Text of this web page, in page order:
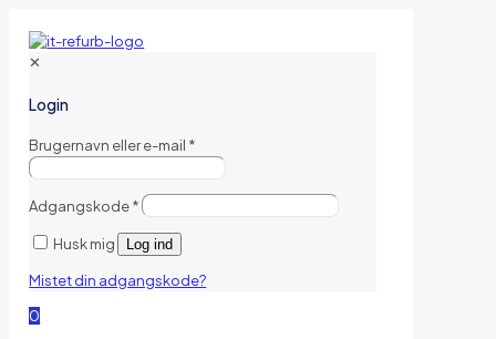
✕
Login
Brugernavn eller e-mail *
Adgangskode*
Husk mig Log ind
Mistet din adgangskode?
0